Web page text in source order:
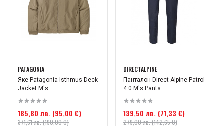
PATAGONIA
Яке Patagonia Isthmus Deck
Jacket M's
185,80 лв. (95,00 €)
371,61 лв. (190,00 €)
DIRECTALPINE
Панталон Direct Alpine Patrol
4.0 M's Pants
139,50 лв. (71,33 €)
279,00 лв. (142,65 €)